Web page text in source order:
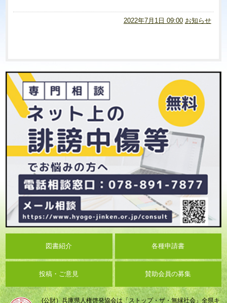
2022年7月1日 09:00 お知らせ
図書紹介 各種申請書
投稿・ご意見 賛助会員の募集
(公財）兵庫県人権啓発協会は「ストップ・ザ・無縁社会」全県キ